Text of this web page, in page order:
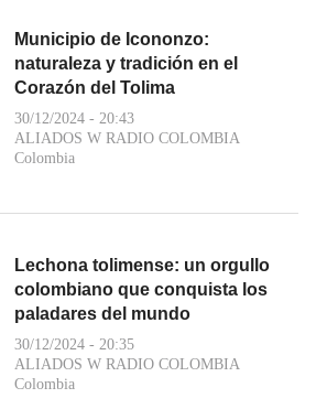
Municipio de Icononzo:
naturaleza y tradición en el
Corazón del Tolima
30/12/2024 - 20:43
ALIADOS W RADIO COLOMBIA
Colombia
Lechona tolimense: un orgullo
colombiano que conquista los
paladares del mundo
30/12/2024 - 20:35
ALIADOS W RADIO COLOMBIA
Colombia